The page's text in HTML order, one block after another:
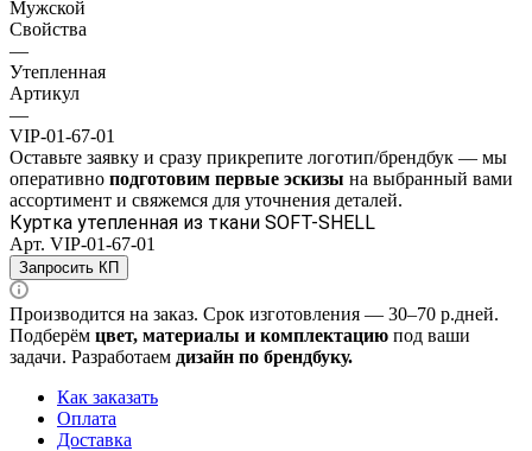
Мужской
Свойства
—
Утепленная
Артикул
—
VIP-01-67-01
Оставьте заявку и сразу прикрепите логотип/брендбук — мы
оперативно подготовим первые эскизы на выбранный вами
ассортимент и свяжемся для уточнения деталей.
Куртка утепленная из ткани SOFT-SHELL
Арт. VIP-01-67-01
Запросить КП
Производится на заказ. Срок изготовления — 30–70 р.дней.
Подберём цвет, материалы и комплектацию под ваши
задачи. Разработаем дизайн по брендбуку.
Как заказать
Оплата
Доставка